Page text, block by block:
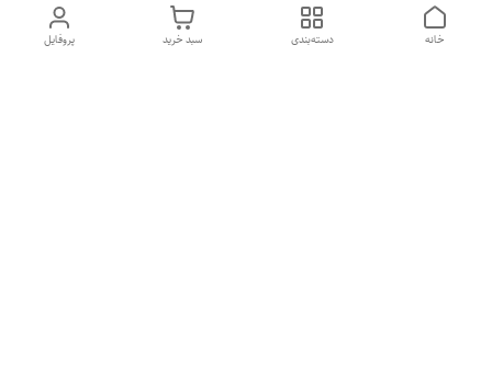
پروفایل سبد خرید دسته‌بندی خانه